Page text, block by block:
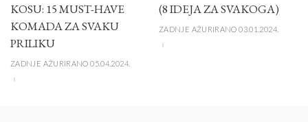
KOSU: 15 MUST-HAVE
KOMADA ZA SVAKU
PRILIKU
ZADNJE AŽURIRANO 05.04.2024.
(8 IDEJA ZA SVAKOGA)
ZADNJE AŽURIRANO 03.01.2024.